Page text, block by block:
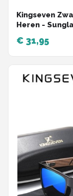
Kingseven
Heren -
€ 31,95